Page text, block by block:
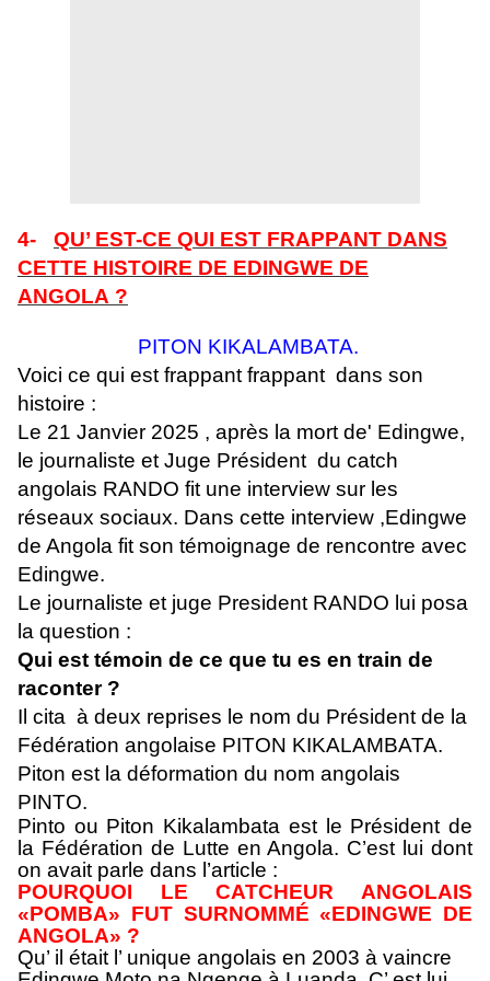
4-
QU’ EST-CE QUI EST FRAPPANT DANS
CETTE HISTOIRE DE EDINGWE DE
ANGOLA ?
PITON KIKALAMBATA.
Voici ce qui est frappant frappant dans son
histoire :
Le 21 Janvier 2025 , après la mort de' Edingwe,
le journaliste et Juge Président du catch
angolais RANDO fit une interview sur les
réseaux sociaux. Dans cette interview ,Edingwe
de Angola fit son témoignage de rencontre avec
Edingwe.
Le journaliste et juge President RANDO lui posa
la question :
Qui est témoin de ce que tu es en train de
raconter ?
Il cita à deux reprises le nom du Président de la
Fédération angolaise PITON KIKALAMBATA.
Piton est la déformation du nom angolais
PINTO.
Pinto ou Piton Kikalambata est le Président de
la Fédération de Lutte en Angola. C’est lui dont
on avait parle dans l’article :
POURQUOI LE CATCHEUR ANGOLAIS
«POMBA» FUT SURNOMMÉ «EDINGWE DE
ANGOLA» ?
Qu’ il était l’ unique angolais en 2003 à vaincre